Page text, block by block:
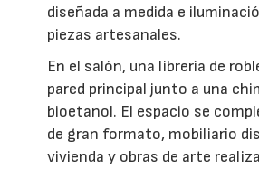
diseñada a medida e
piezas artesanales.
En el salón, una librería de
pared principal junto a una
bioetanol. El espacio se
de gran formato, mobiliario
vivienda y obras de arte